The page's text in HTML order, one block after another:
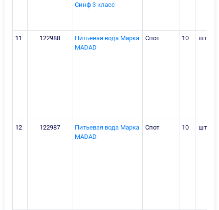
Синф 3 класс
11 122988
Питьевая вода Марка
MADAD
Спот 10 штука
12 122987
Питьевая вода Марка
MADAD
Спот 10 штука